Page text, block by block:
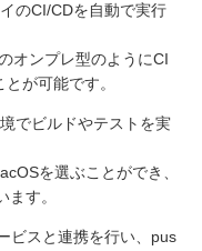
のCI/CDを自動で実行
オンプレ型のようにCI
が可能です。
でビルドやテストを実
を選ぶことができ、
す。
ビスと連携を行い、pus